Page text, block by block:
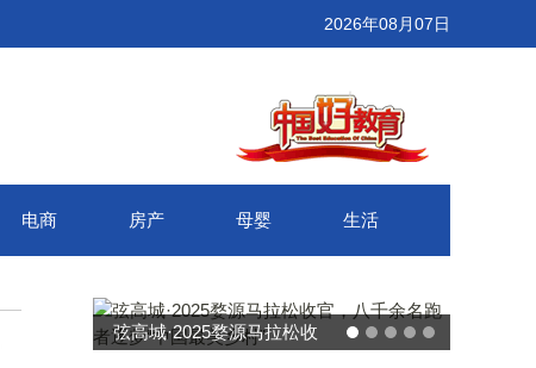
2026年08月07日
电商 房产 母婴 生活
弦高城·2025婺源马拉松收